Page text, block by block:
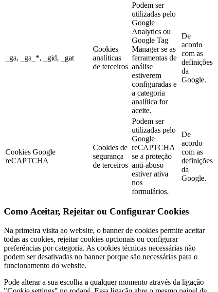
_ga, _ga_*, _gid, _gat
Cookies
analíticas
de terceiros
Podem ser
utilizadas pelo
Google
Analytics ou
Google Tag
Manager se as
ferramentas de
análise
estiverem
configuradas e
a categoria
analítica for
aceite.
De
acordo
com as
definições
da
Google.
Cookies Google
reCAPTCHA
Cookies de
segurança
de terceiros
Podem ser
utilizadas pelo
Google
reCAPTCHA
se a proteção
anti-abuso
estiver ativa
nos
formulários.
De
acordo
com as
definições
da
Google.
Como Aceitar, Rejeitar ou Configurar Cookies
Na primeira visita ao website, o banner de cookies permite aceitar
todas as cookies, rejeitar cookies opcionais ou configurar
preferências por categoria. As cookies técnicas necessárias não
podem ser desativadas no banner porque são necessárias para o
funcionamento do website.
Pode alterar a sua escolha a qualquer momento através da ligação